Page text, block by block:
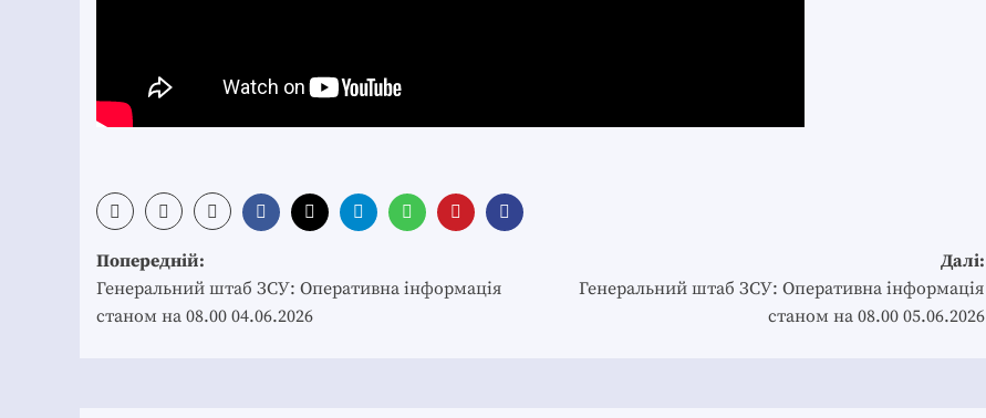
Post
navigation
Попередній:
Генеральний штаб ЗСУ: Оперативна інформація
станом на 08.00 04.06.2026
Далі:
Генеральний штаб ЗСУ: Оперативна інформація
станом на 08.00 05.06.2026